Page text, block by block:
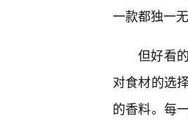
一款都独一
但好看
对食材的选
的香料。每